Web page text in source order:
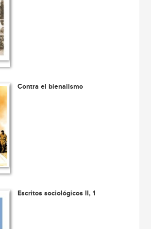
Contra el bienalismo
Escritos sociológicos II, 1